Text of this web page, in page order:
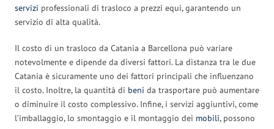
servizi professionali di trasloco a prezzi equi, garantendo un
servizio di alta qualità.
Il costo di un trasloco da Catania a Barcellona può variare
notevolmente e dipende da diversi fattori. La distanza tra le due
Catania è sicuramente uno dei fattori principali che influenzano
il costo. Inoltre, la quantità di beni da trasportare può aumentare
o diminuire il costo complessivo. Infine, i servizi aggiuntivi, come
l’imballaggio, lo smontaggio e il montaggio dei mobili, possono